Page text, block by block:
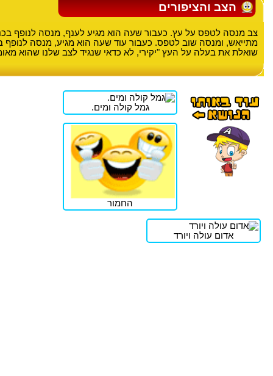
הצב והציפורים
צב מנסה לטפס על עץ. כעבור שעה הוא מגיע לענף, מנסה לנופף
מתייאש, ומנסה שוב לטפס. כעבור עוד שעה הוא מגיע, מנסה לנופף
שואלת את בעלה על העץ "יקירי, לא כדאי שנגיד לצב שלנו שהוא
גמל קולה ומים.
החמור
אדום עולה ויורד